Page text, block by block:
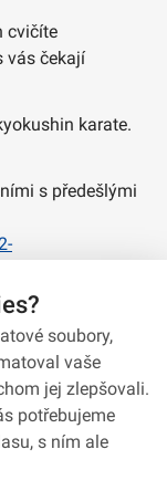
cvičíte
vás čekají
karate.
s předešlými
soubory,
vaše
jej zlepšovali.
potřebujeme
s ním ale